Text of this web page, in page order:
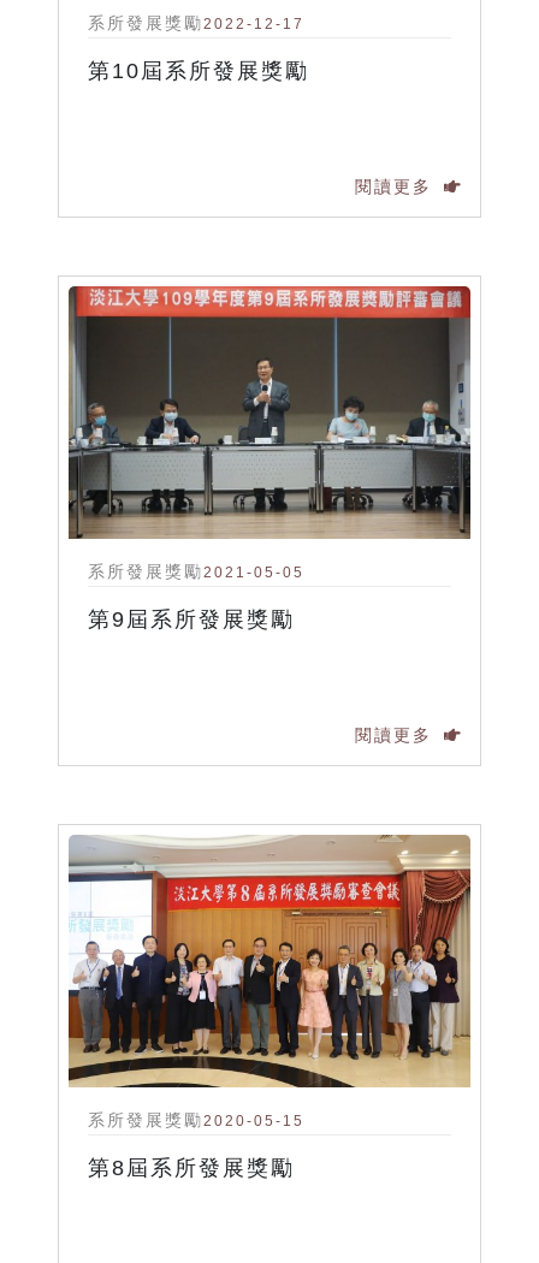
系所發展獎勵2022-12-17
第10屆系所發展獎勵
閱讀更多
系所發展獎勵2021-05-05
第9屆系所發展獎勵
閱讀更多
系所發展獎勵2020-05-15
第8屆系所發展獎勵